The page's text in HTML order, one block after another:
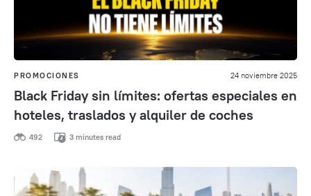
PROMOCIONES 24 noviembre 2025
Black Friday sin límites: ofertas especiales en
hoteles, traslados y alquiler de coches
492 3 minutes read